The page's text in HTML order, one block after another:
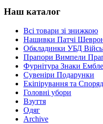
Наш каталог
Всі товари зі знижкою
Нашивки Патчі
Обкладинки УБД
Прапори Вимпели
Фурнітура Знаки
Сувеніри Подарунки
Екіпірування та
Головні убори
Взуття
Одяг
Archive